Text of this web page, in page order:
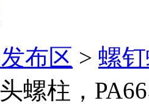
布区 > 螺
螺柱，